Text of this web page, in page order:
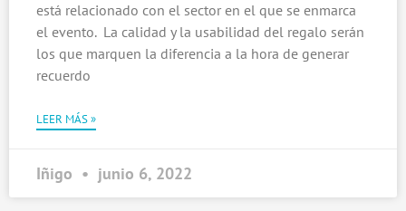
está relacionado con el sector en el que se enmarca
el evento. La calidad y la usabilidad del regalo serán
los que marquen la diferencia a la hora de generar
recuerdo
LEER MÁS »
Iñigo junio 6, 2022